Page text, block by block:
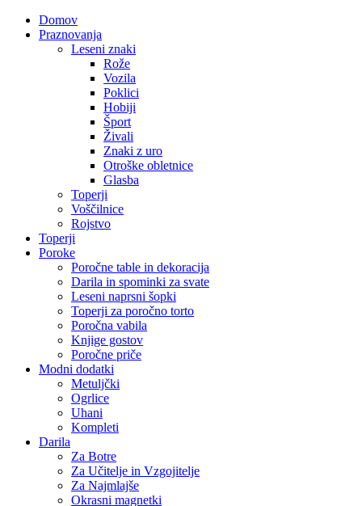
Domov
Praznovanja
Leseni znaki
Rože
Vozila
Poklici
Hobiji
Šport
Živali
Znaki z uro
Otroške obletnice
Glasba
Toperji
Voščilnice
Rojstvo
Toperji
Poroke
Poročne table in dekoracija
Darila in spominki za svate
Leseni naprsni šopki
Toperji za poročno torto
Poročna vabila
Knjige gostov
Poročne priče
Modni dodatki
Metuljčki
Ogrlice
Uhani
Kompleti
Darila
Za Botre
Za Učitelje in Vzgojitelje
Za Najmlajše
Okrasni magnetki